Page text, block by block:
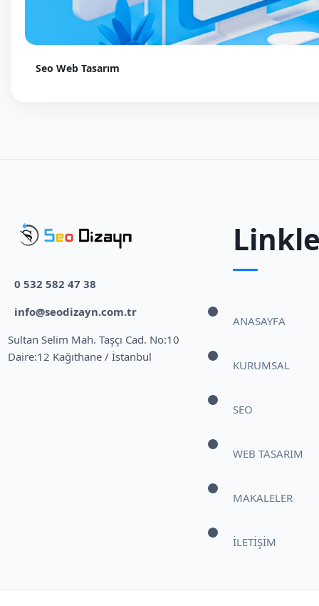
Seo Web Tasarım
0 532 582 47 38
info@seodizayn.com.tr
Sultan Selim Mah. Taşçı Cad. No:10
Daire:12 Kağıthane / İstanbul
ANASAYFA
KURUMSAL
SEO
WEB TASARIM
MAKALELER
İLETİŞİM